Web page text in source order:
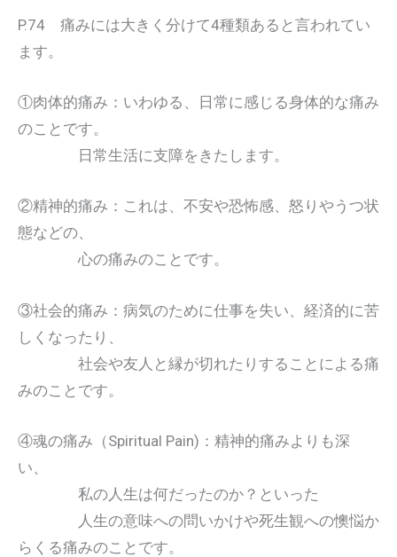
P.74 痛みには大きく分けて4種類あると言われてい
ます。
①肉体的痛み：いわゆる、日常に感じる身体的な痛み
のことです。
日常生活に支障をきたします。
②精神的痛み：これは、不安や恐怖感、怒りやうつ状
態などの、
心の痛みのことです。
③社会的痛み：病気のために仕事を失い、経済的に苦
しくなったり、
社会や友人と縁が切れたりすることによる痛
みのことです。
④魂の痛み（Spiritual Pain)：精神的痛みよりも深
い、
私の人生は何だったのか？といった
人生の意味への問いかけや死生観への懊悩か
らくる痛みのことです。